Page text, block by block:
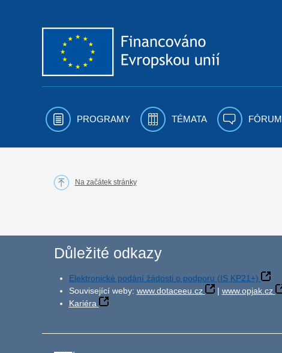
PROGRAMY TÉMATA FÓRUM
Na začátek stránky
Důležité odkazy
Elektronické podání žádosti o podporu (IS KP21+)
Související weby: www.dotaceeu.cz | www.opjak.cz
Kariéra